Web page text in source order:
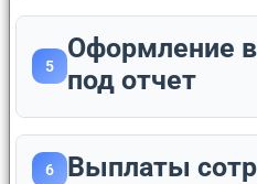
5
Оформление
под отчет
6 Выплаты